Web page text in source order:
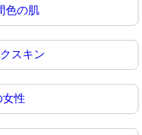
色の肌
スキン
女性